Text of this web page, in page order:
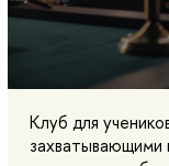
Клуб для
захватывающими